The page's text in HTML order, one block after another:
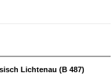
Lichtenau (B 487)